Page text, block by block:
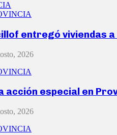
entregó viviendas
2026
acción especial en
2026